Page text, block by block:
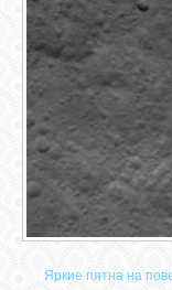
Яркие пятна на